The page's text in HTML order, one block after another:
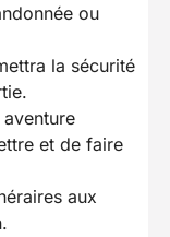
ou
la sécurité
et de faire
aux